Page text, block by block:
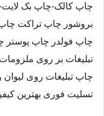
چاپ کالک-چاپ بک
بروشور چاپ تراکت
چاپ فولدر چاپ پوستر
تبلیغات بر روی
چاپ تبلیغات روی
تسلیت فوری بهترین